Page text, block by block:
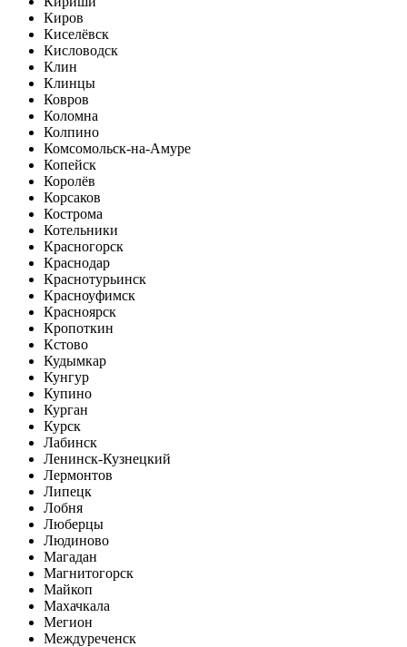
Киров
Киселёвск
Кисловодск
Клин
Клинцы
Ковров
Коломна
Колпино
Комсомольск-на-Амуре
Копейск
Королёв
Корсаков
Кострома
Котельники
Красногорск
Краснодар
Краснотурьинск
Красноуфимск
Красноярск
Кропоткин
Кстово
Кудымкар
Кунгур
Купино
Курган
Курск
Лабинск
Ленинск-Кузнецкий
Лермонтов
Липецк
Лобня
Люберцы
Людиново
Магадан
Магнитогорск
Майкоп
Махачкала
Мегион
Междуреченск